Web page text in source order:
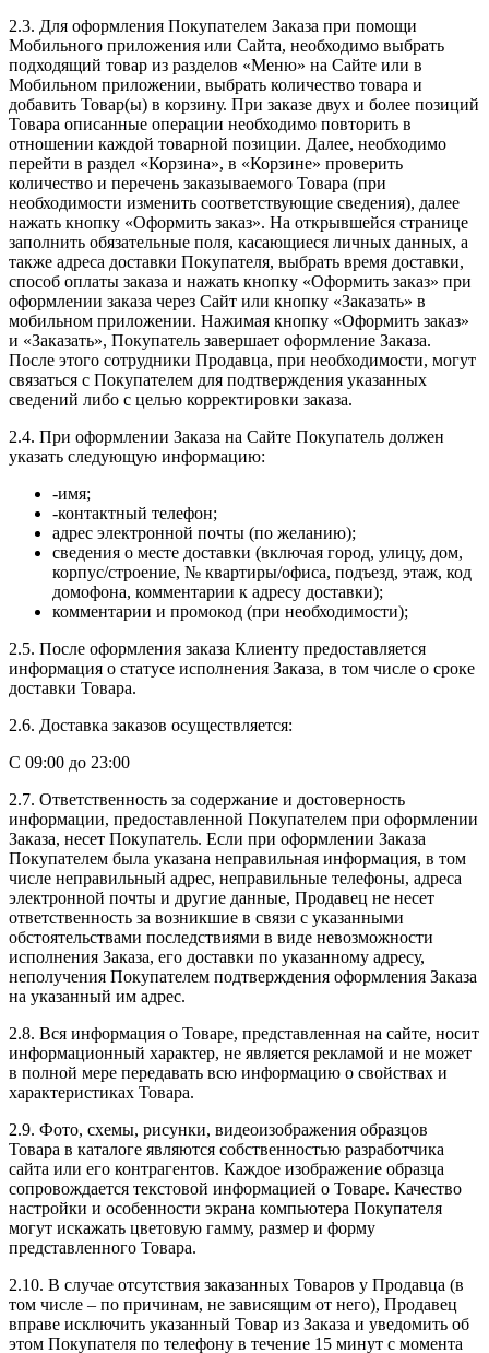
2.3. Для оформления Покупателем Заказа при помощи
Мобильного приложения или Сайта, необходимо выбрать
подходящий товар из разделов «Меню» на Сайте или в
Мобильном приложении, выбрать количество товара и
добавить Товар(ы) в корзину. При заказе двух и более позиций
Товара описанные операции необходимо повторить в
отношении каждой товарной позиции. Далее, необходимо
перейти в раздел «Корзина», в «Корзине» проверить
количество и перечень заказываемого Товара (при
необходимости изменить соответствующие сведения), далее
нажать кнопку «Оформить заказ». На открывшейся странице
заполнить обязательные поля, касающиеся личных данных, а
также адреса доставки Покупателя, выбрать время доставки,
способ оплаты заказа и нажать кнопку «Оформить заказ» при
оформлении заказа через Сайт или кнопку «Заказать» в
мобильном приложении. Нажимая кнопку «Оформить заказ»
и «Заказать», Покупатель завершает оформление Заказа.
После этого сотрудники Продавца, при необходимости, могут
связаться с Покупателем для подтверждения указанных
сведений либо с целью корректировки заказа.
2.4. При оформлении Заказа на Сайте Покупатель должен
указать следующую информацию:
-имя;
-контактный телефон;
адрес электронной почты (по желанию);
сведения о месте доставки (включая город, улицу, дом,
корпус/строение, № квартиры/офиса, подъезд, этаж, код
домофона, комментарии к адресу доставки);
комментарии и промокод (при необходимости);
2.5. После оформления заказа Клиенту предоставляется
информация о статусе исполнения Заказа, в том числе о сроке
доставки Товара.
2.6. Доставка заказов осуществляется:
С 09:00 до 23:00
2.7. Ответственность за содержание и достоверность
информации, предоставленной Покупателем при оформлении
Заказа, несет Покупатель. Если при оформлении Заказа
Покупателем была указана неправильная информация, в том
числе неправильный адрес, неправильные телефоны, адреса
электронной почты и другие данные, Продавец не несет
ответственность за возникшие в связи с указанными
обстоятельствами последствиями в виде невозможности
исполнения Заказа, его доставки по указанному адресу,
неполучения Покупателем подтверждения оформления Заказа
на указанный им адрес.
2.8. Вся информация о Товаре, представленная на сайте, носит
информационный характер, не является рекламой и не может
в полной мере передавать всю информацию о свойствах и
характеристиках Товара.
2.9. Фото, схемы, рисунки, видеоизображения образцов
Товара в каталоге являются собственностью разработчика
сайта или его контрагентов. Каждое изображение образца
сопровождается текстовой информацией о Товаре. Качество
настройки и особенности экрана компьютера Покупателя
могут искажать цветовую гамму, размер и форму
представленного Товара.
2.10. В случае отсутствия заказанных Товаров у Продавца (в
том числе – по причинам, не зависящим от него), Продавец
вправе исключить указанный Товар из Заказа и уведомить об
этом Покупателя по телефону в течение 15 минут с момента